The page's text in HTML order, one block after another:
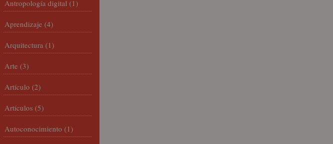
Antropología digital (1)
Aprendizaje (4)
Arquitectura (1)
Arte (3)
Artículo (2)
Artículos (5)
Autoconocimiento (1)